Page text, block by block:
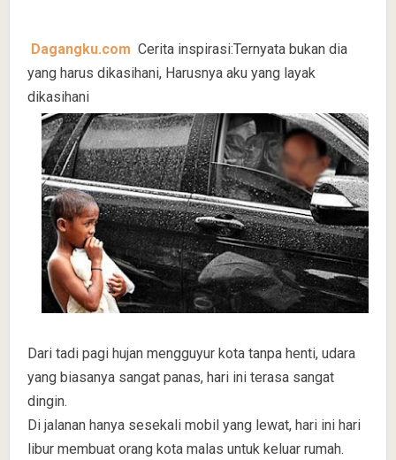
Dagangku.com Cerita inspirasi:Ternyata bukan dia
yang harus dikasihani, Harusnya aku yang layak
dikasihani
Dari tadi pagi hujan mengguyur kota tanpa henti, udara
yang biasanya sangat panas, hari ini terasa sangat
dingin.
Di jalanan hanya sesekali mobil yang lewat, hari ini hari
libur membuat orang kota malas untuk keluar rumah.